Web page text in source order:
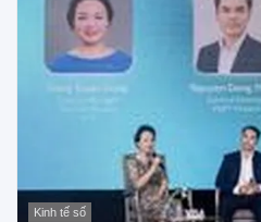
Kinh tế số